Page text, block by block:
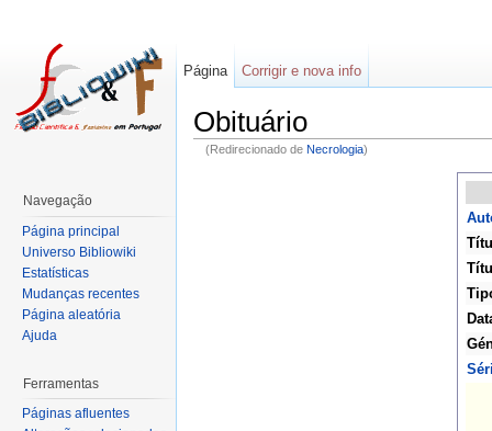
Obituário
(Redirecionado de Necrologia)
Página Corrigir e nova info
Navegação
Página principal
Universo Bibliowiki
Estatísticas
Mudanças recentes
Página aleatória
Ajuda
Ferramentas
Páginas afluentes